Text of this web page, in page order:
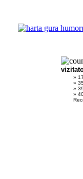
»
»
»
»